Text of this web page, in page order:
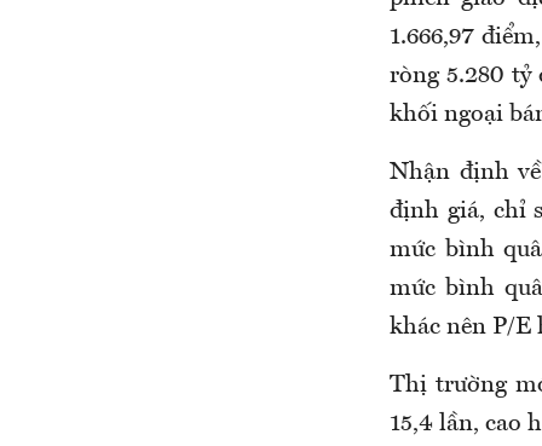
1.666,97
ròng 5.280 tỷ
khối ngoại
Nhận định
định giá, chỉ
mức bình
mức bình
khác nên P/E
Thị trường
15,4 lần, cao